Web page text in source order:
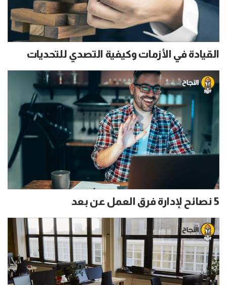
القيادة في الأزمات وكيفية التصدي للتحديات
5 نصائح لإدارة فرق العمل عن بعد